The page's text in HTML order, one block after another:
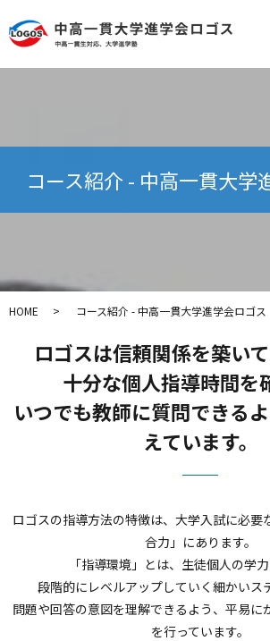
コース紹介 - 中高一貫大学
HOME コース紹介 - 中高一貫大学進学会ロゴス
ロゴスは信頼関係を築い
十分な個人指導時間を
いつでも教師に質問できる
えています。
ロゴスの指導方法の特徴は、大学入試に必要
合力」にあります。
「指導環境」とは、生徒個人の学力
段階的にレベルアップしていく細かいス
問題や回答の意図を理解できるよう、平易に
を行っています。